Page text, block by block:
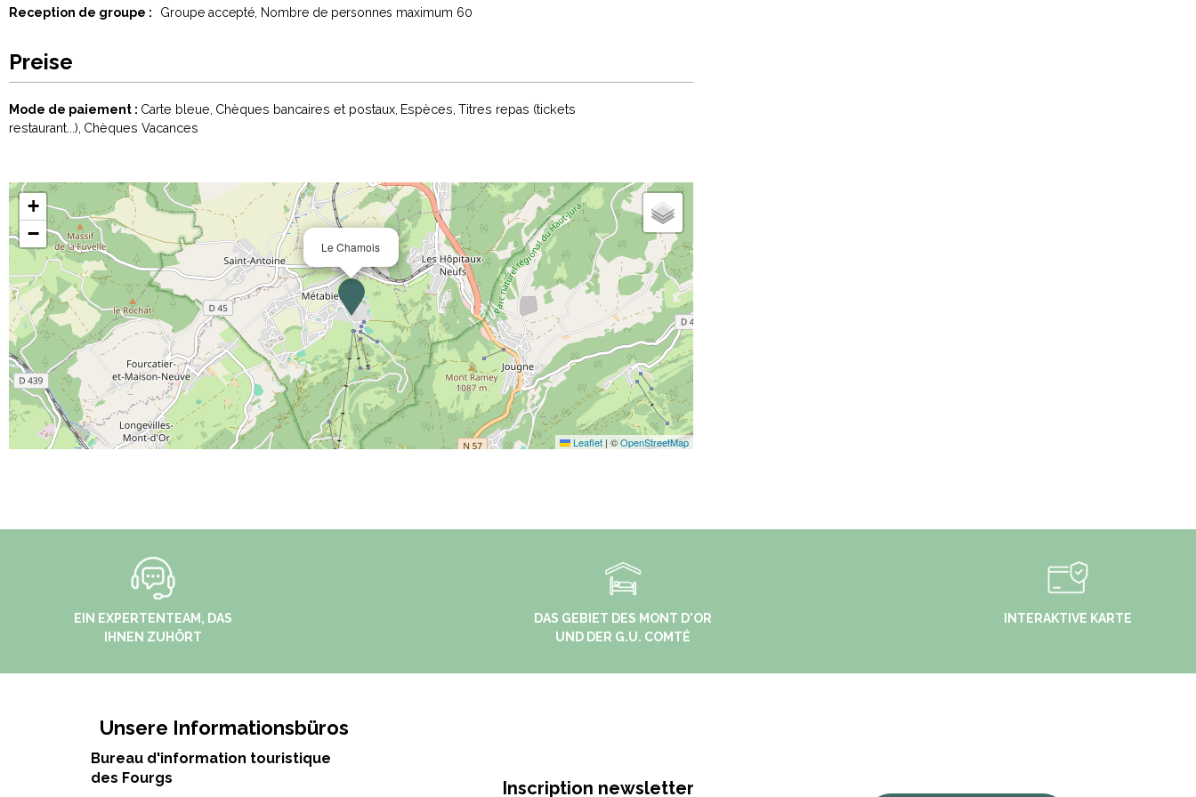
Reception de groupe : Groupe accepté Nombre de personnes maximum 60
Preise
Mode de paiement : Carte bleue Chèques bancaires et postaux Espèces Titres repas (tickets
restaurant...) Chèques Vacances
Le Chamois
+
−
Leaflet | ©OpenStreetMap
EIN EXPERTENTEAM, DAS
IHNEN ZUHÖRT
DAS GEBIET DES MONT D'OR
UND DER G.U. COMTÉ
INTERAKTIVE KARTE
Unsere Informationsbüros
Bureau d'information touristique
des Fourgs
Inscription newsletter